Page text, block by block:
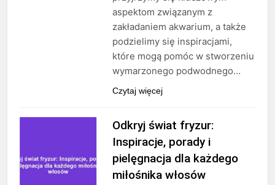
aspektom związanym z
zakładaniem akwarium, a także
podzielimy się inspiracjami,
które mogą pomóc w stworzeniu
wymarzonego podwodnego…
Czytaj więcej
Odkryj świat fryzur:
Inspiracje, porady i
pielęgnacja dla każdego
miłośnika włosów